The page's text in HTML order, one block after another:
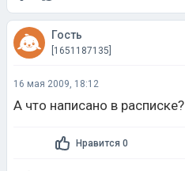
Гость
[1651187135]
16 мая 2009, 18:12
А что написано в расписке?
Нравится 0